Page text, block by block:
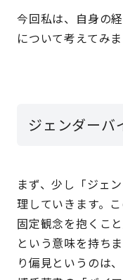
今回私は、自身の
について考えてみま
ジェンダーバ
まず、少し「ジェ
理していきます。
固定観念を抱くこ
という意味を持ち
り偏見というのは